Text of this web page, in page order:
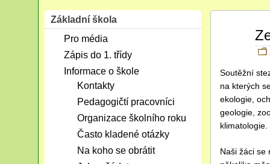
Soutěžní
na kterých
ekologie,
geologie,
klimatologie.
Naši žáci se
Základní škola
Pro média
Zápis do 1. třídy
Informace o škole
Kontakty
Pedagogičtí pracovníci
Organizace školního roku
Často kladené otázky
Na koho se obrátit